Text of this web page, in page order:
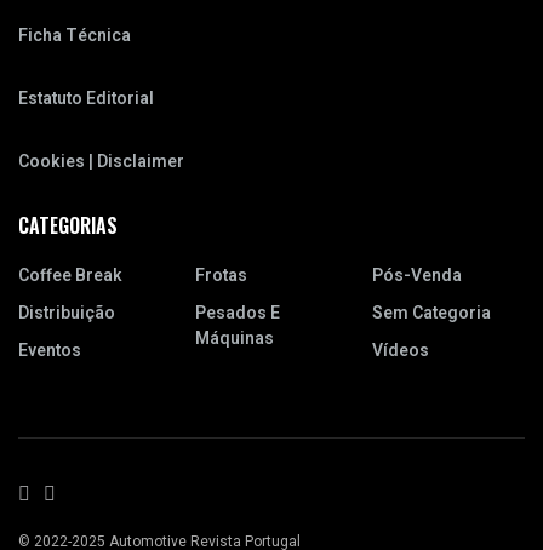
Ficha Técnica
Estatuto Editorial
Cookies | Disclaimer
CATEGORIAS
Coffee Break
Distribuição
Eventos
Frotas
Pesados E
Máquinas
Pós-Venda
Sem Categoria
Vídeos
© 2022-2025 Automotive Revista Portugal